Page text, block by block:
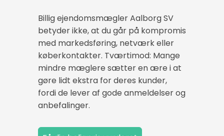
Billig ejendomsmægler Aalborg SV
betyder ikke, at du går på kompromis
med markedsføring, netværk eller
køberkontakter. Tværtimod: Mange
mindre mæglere sætter en ære i at
gøre lidt ekstra for deres kunder,
fordi de lever af gode anmeldelser og
anbefalinger.